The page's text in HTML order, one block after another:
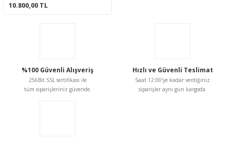
10.800,00 TL
%100 Güvenli Alışveriş
256Bit SSL sertifikası ile
tüm siparişleriniz güvende.
Hızlı ve Güvenli Teslimat
Saat 12:00'ye kadar verdiğiniz
siparişler aynı gün kargoda.